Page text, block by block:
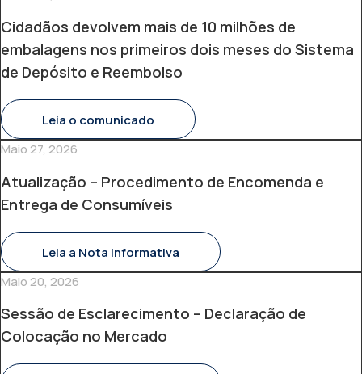
Cidadãos devolvem mais de 10 milhões de
embalagens nos primeiros dois meses do Sistema
de Depósito e Reembolso
Leia o comunicado
Maio 27, 2026
Atualização – Procedimento de Encomenda e
Entrega de Consumíveis
Leia a Nota Informativa
Maio 20, 2026
Sessão de Esclarecimento – Declaração de
Colocação no Mercado